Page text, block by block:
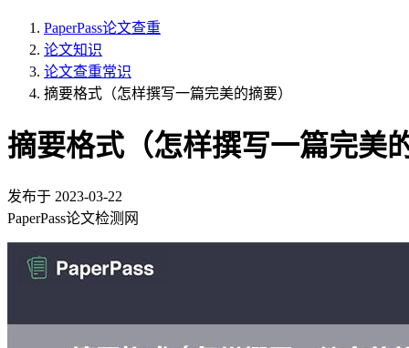
PaperPass论文查重
论文知识
论文查重常识
摘要格式（怎样撰写一篇完美的摘要）
摘要格式（怎样撰写一篇完美
发布于 2023-03-22
PaperPass论文检测网